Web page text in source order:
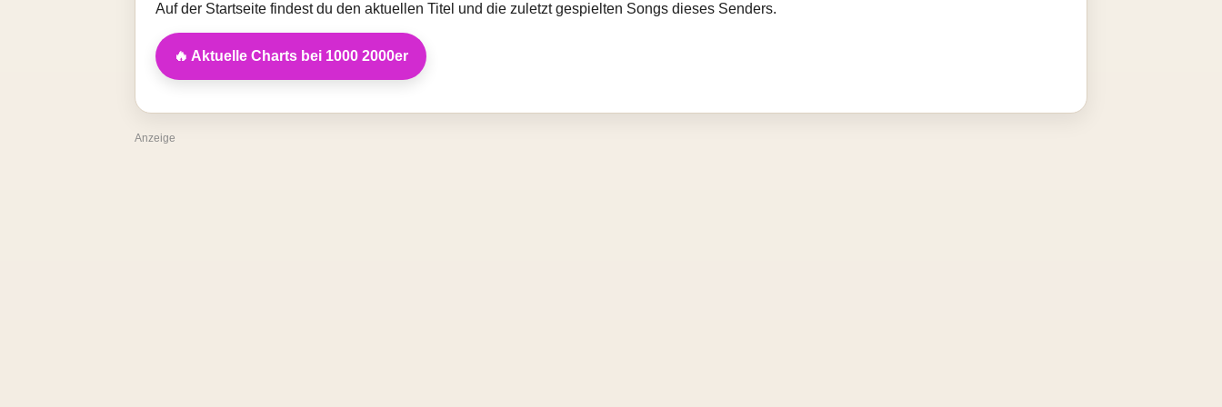
Auf der Startseite findest du den aktuellen Titel und die zuletzt gespielten Songs dieses Senders.
🔥 Aktuelle Charts bei 1000 2000er
Anzeige